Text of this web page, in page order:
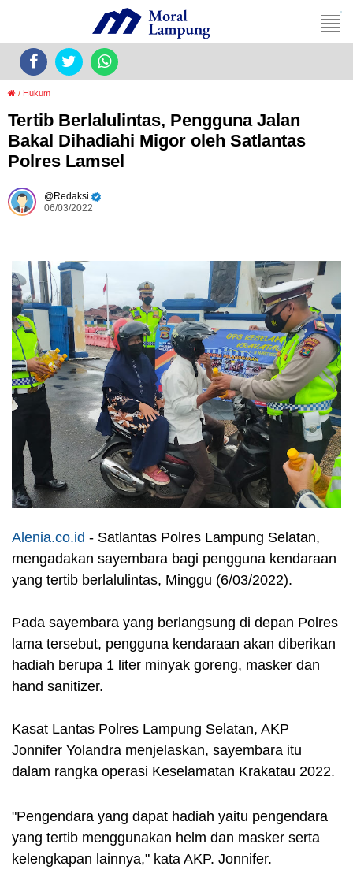
/ Hukum
Tertib Berlalulintas, Pengguna Jalan
Bakal Dihadiahi Migor oleh Satlantas
Polres Lamsel
Redaksi
06/03/2022
Alenia.co.id - Satlantas Polres Lampung Selatan,
mengadakan sayembara bagi pengguna kendaraan
yang tertib berlalulintas, Minggu (6/03/2022).
Pada sayembara yang berlangsung di depan Polres
lama tersebut, pengguna kendaraan akan diberikan
hadiah berupa 1 liter minyak goreng, masker dan
hand sanitizer.
Kasat Lantas Polres Lampung Selatan, AKP
Jonnifer Yolandra menjelaskan, sayembara itu
dalam rangka operasi Keselamatan Krakatau 2022.
"Pengendara yang dapat hadiah yaitu pengendara
yang tertib menggunakan helm dan masker serta
kelengkapan lainnya," kata AKP. Jonnifer.